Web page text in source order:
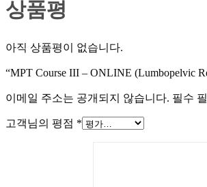
상품평
아직 상품평이 없습니다.
“MPT Course III – ONLINE (Lumbopelvic
이메일 주소는 공개되지 않습니다. 필수
고객님의 평점 *